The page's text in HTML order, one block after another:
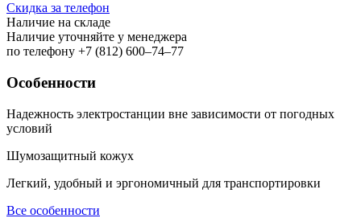
Скидка за телефон
Наличие на складе
Наличие уточняйте у менеджера
по телефону +7 (812) 600–74–77
Особенности
Надежность электростанции вне зависимости от погодных
условий
Шумозащитный кожух
Легкий, удобный и эргономичный для транспортировки
Все особенности